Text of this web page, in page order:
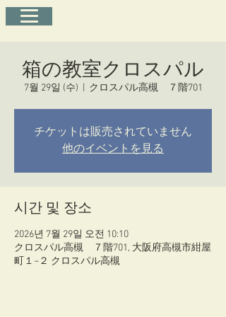
箱の教室クロスパル
7월 29일 (수) クロスパル高槻 ７階701
チケットは販売されていません
他のイベントを見る
시간 및 장소
2026년 7월 29일 오전 10:10
クロスパル高槻 ７階701, 大阪府高槻市紺屋
町１−２ クロスパル高槻